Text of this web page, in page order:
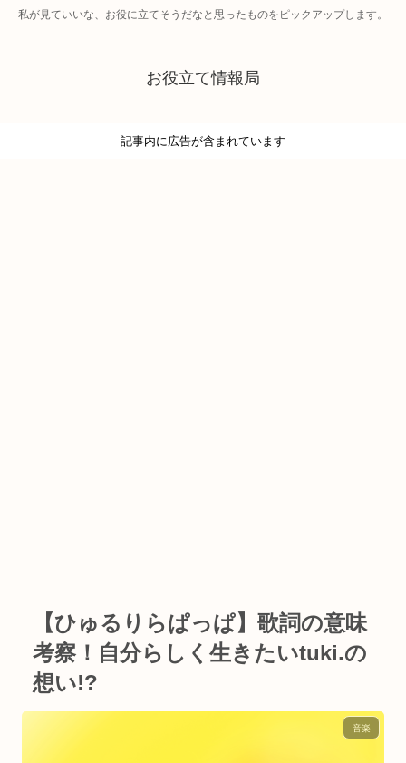
私が見ていいな、お役に立てそうだなと思ったものをピックアップします。
お役立て情報局
記事内に広告が含まれています
【ひゅるりらぱっぱ】歌詞の意味
考察！自分らしく生きたいtuki.の
想い!?
音楽